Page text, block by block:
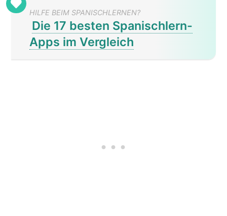
HILFE BEIM SPANISCHLERNEN?
Die 17 besten Spanischlern-
Apps im Vergleich